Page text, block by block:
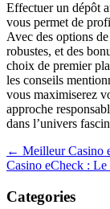
Effectuer un dépôt
vous permet de
Avec des options
robustes, et des
choix de premier
les conseils
vous maximiserez
approche
dans l’univers
Navegación
de
entradas
← Meilleur Casino
Casino eCheck :
Categories